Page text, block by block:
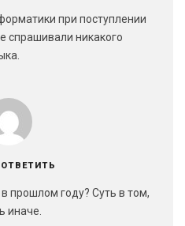
при поступлении
спрашивали никакого
ОТВЕТИТЬ
прошлом году? Суть в том,
иначе.